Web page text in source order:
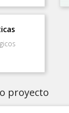
proyecto